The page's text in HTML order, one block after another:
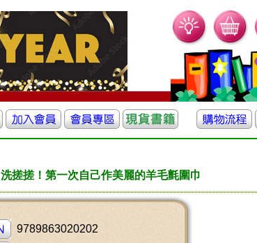
洗搓搓！第一次自己作美麗的羊毛氈圍巾
9789863020202